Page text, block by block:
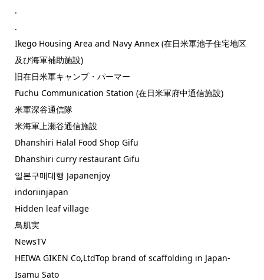
.
.
Ikego Housing Area and Navy Annex (在日米軍池子住宅地区
及び海軍補助施設)
旧在日米軍キャンプ・パーマー
Fuchu Communication Station (在日米軍府中通信施設)
米軍深谷通信隊
米海軍上瀬谷通信施設
Dhanshiri Halal Food Shop Gifu
Dhanshiri curry restaurant Gifu
일본구매대행 Japanenjoy
indoriinjapan
Hidden leaf village
鳥肌実
NewsTV
HEIWA GIKEN Co,LtdTop brand of scaffolding in Japan-
Isamu Sato